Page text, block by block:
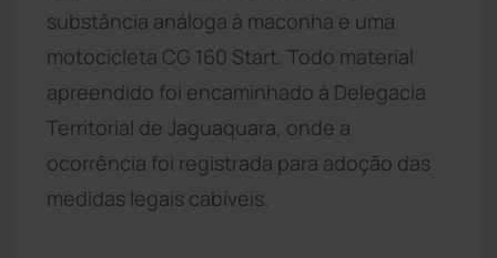
substância análoga à maconha e uma
motocicleta CG 160 Start. Todo material
apreendido foi encaminhado à Delegacia
Territorial de Jaguaquara, onde a
ocorrência foi registrada para adoção das
medidas legais cabíveis.